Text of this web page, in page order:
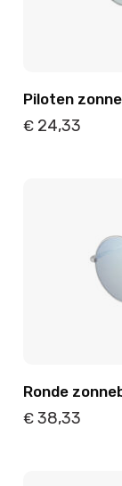
Piloten
€24,33
Ronde
€38,33